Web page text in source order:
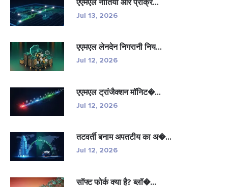
एएमएल नीतियां और प्रक्रि...
Jul 13, 2026
एएमएल लेनदेन निगरानी निय...
Jul 12, 2026
एएमएल ट्रांजैक्शन मॉनिट�...
Jul 12, 2026
तटवर्ती बनाम अपतटीय का अ�...
Jul 12, 2026
सॉफ्ट फोर्क क्या है? ब्लॉ�...